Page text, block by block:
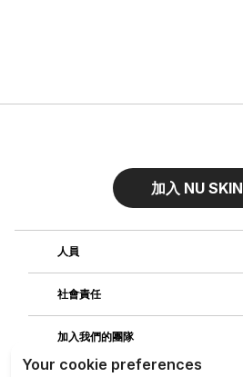
加入 NU SKIN
人員
社會責任
加入我們的團隊